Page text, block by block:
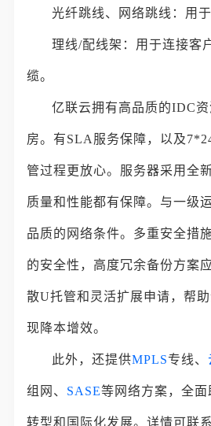
光纤跳线、网络跳线：用于
理线/配线架：用于连接客
缆。
亿联云拥有高品质的IDC
房。有SLA服务保障，以及
管过程更放心。服务器采用全
质量和性能都有保障。与一级
品质的网络条件。多重安全措
的安全性，高度冗余备份方案
散U托管和灵活扩展申请，帮
现降本增效。
此外，还提供MPLS专线、
组网、 SASE等网络方案，全
转型和国际化发展。详情可联